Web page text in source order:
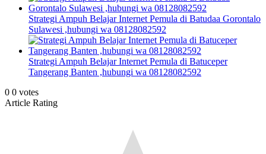
Strategi Ampuh Belajar Internet Pemula di Batudaa Gorontalo
Sulawesi ,hubungi wa 08128082592
Strategi Ampuh Belajar Internet Pemula di Batuceper
Tangerang Banten ,hubungi wa 08128082592
0 0 votes
Article Rating